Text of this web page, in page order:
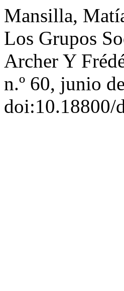
Mansilla,
Los Grupos
Archer Y
n.º 60, junio
doi:10.18800/